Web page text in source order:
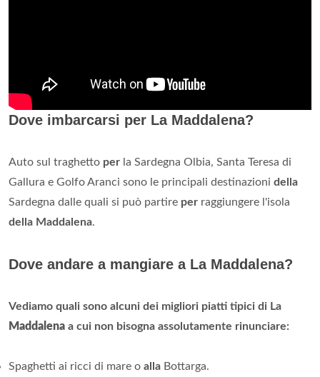
Dove imbarcarsi per La Maddalena?
Auto sul traghetto per la Sardegna Olbia, Santa Teresa di
Gallura e Golfo Aranci sono le principali destinazioni della
Sardegna dalle quali si può partire per raggiungere l'isola
della Maddalena.
Dove andare a mangiare a La Maddalena?
Vediamo quali sono alcuni dei migliori piatti tipici di La
Maddalena a cui non bisogna assolutamente rinunciare:
Spaghetti ai ricci di mare o alla Bottarga.